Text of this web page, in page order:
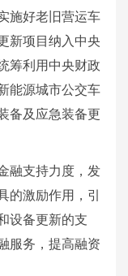
施好老旧营运车
新项目纳入中央
筹利用中央财政
能源城市公交车
备及应急装备更
融支持力度，发
的激励作用，引
设备更新的支
服务，提高融资